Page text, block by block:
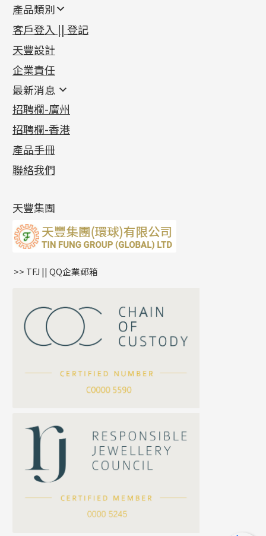
公司名稱
聯絡電話
產品類別
新產品
足金系列
足金配件
機織鏈系列
珠仔鏈
镶口链
管狀網鏈
十字車花鏈系列
十字閃O鏈系列
十字錘打鏈系列
側身車花鏈系列
側身鏈系列
雙十字鏈系列
水波鏈系列
蛇骨鏈系列
鏈尾系列
嘴唇鏈系列
S車花鏈系列
珍珠鏈系列
坦克鏈系列
滿天星鏈系列
方假繩鏈系列
首飾配件
耳環類配件
卷迫系列
螺絲迫系列
梅花迫系列
平臺迫系列
綫拍系列
美拍系列
耳環扣系列
耳綫/耳鈎系列
耳環爪頭
耳環
鏈類配件
動感車花吊墜
調節珠系列
生圈扣系列
龍蝦扣系列
鴨俐制系列
字母吊墜
相盒吊墜
項鏈吊墜
生肖吊墜
星座吊墜
珠扣
其他類配件
珠盤系列
袖口鈕系列
焊片及鐳射綫
空心車花管
珠類配件
無孔光身珠
空心光身珠
無孔批花珠
鑲口類
四爪頭系列
六爪頭系列
車花片
動感車花片
鑲口戒指
鑲口手鏈系列
首飾系列
手镯系列
戒指系列
空心耳環
空心车花管首饰链
空心手鐲系列
貴金屬原料
千足金
記憶金屬系列
記憶戒指
拉簧珠珠手鏈
記憶鈦手鐲
客戶登入 || 登記
天豐設計
企業責任
最新消息
最新消息
各項證書(2)
相片集(9)
展覽會資訊
最新產品資訊
招聘欄-廣州
招聘欄-香港
產品手冊
聯絡我們
天豐集團
>> TFJ || QQ企業郵箱